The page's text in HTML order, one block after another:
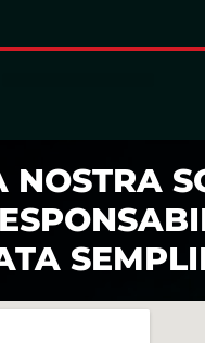
NOSTRA